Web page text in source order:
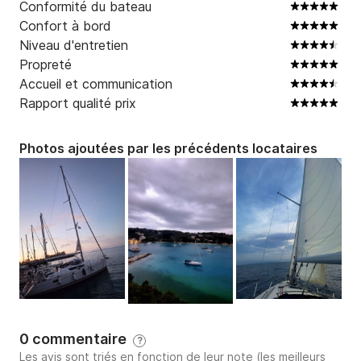
Conformité du bateau
Confort à bord
Niveau d'entretien
Propreté
Accueil et communication
Rapport qualité prix
Photos ajoutées par les précédents locataires
0 commentaire ?
Les avis sont triés en fonction de leur note (les meilleurs